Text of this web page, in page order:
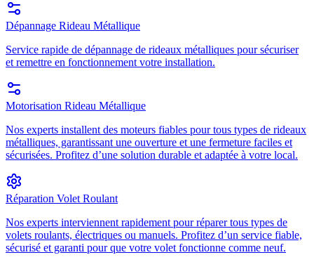
Dépannage Rideau Métallique
Service rapide de dépannage de rideaux métalliques pour sécuriser
et remettre en fonctionnement votre installation.
Motorisation Rideau Métallique
Nos experts installent des moteurs fiables pour tous types de rideaux
métalliques, garantissant une ouverture et une fermeture faciles et
sécurisées. Profitez d’une solution durable et adaptée à votre local.
Réparation Volet Roulant
Nos experts interviennent rapidement pour réparer tous types de
volets roulants, électriques ou manuels. Profitez d’un service fiable,
sécurisé et garanti pour que votre volet fonctionne comme neuf.